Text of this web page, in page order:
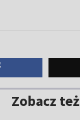
Zobacz też